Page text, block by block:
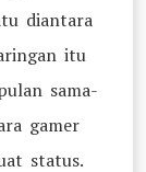
diantara
itu
sama-
gamer
status.